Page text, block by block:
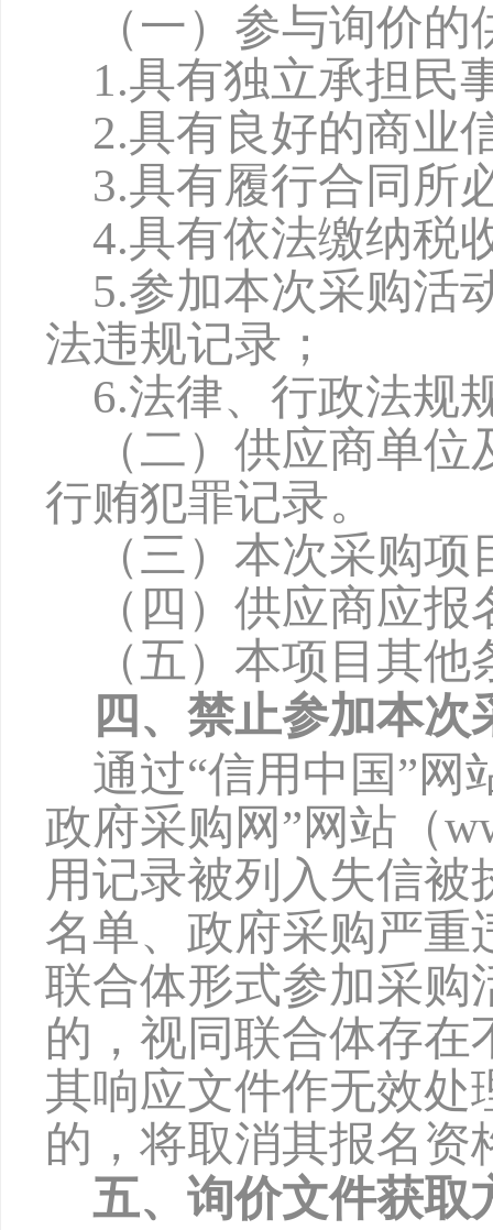
（一）参与询价
1.具有独立承担民
2.具有良好的商业
3.具有履行合同所
4.具有依法缴纳税
5.参加本次采购活
法违规记录；
6.法律、行政法规
（二）供应商单
行贿犯罪记录。
（三）本次采购
（四）供应商应
（五）本项目其他
四、禁止参加本
通过“信用中国”网
政府采购网”网站（
用记录被列入失信
名单、政府采购严重
联合体形式参加采购
的，视同联合体存
其响应文件作无效处
的，将取消其报名资
五、询价文件获取